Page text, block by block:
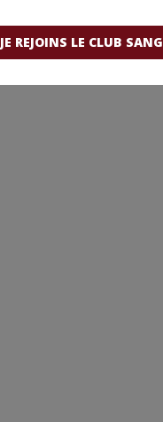
JE REJOINS LE CLUB SANG